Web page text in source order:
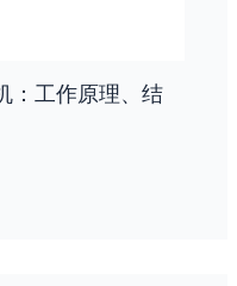
：工作原理、结